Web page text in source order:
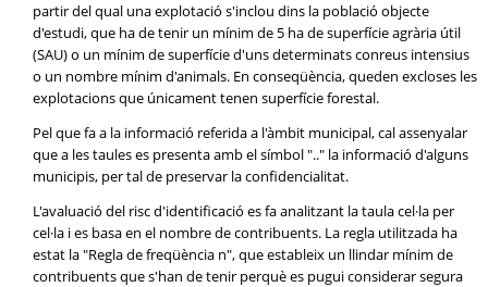
partir del qual una explotació s'inclou dins la població objecte
d'estudi, que ha de tenir un mínim de 5 ha de superfície agrària útil
(SAU) o un mínim de superfície d'uns determinats conreus intensius
o un nombre mínim d'animals. En conseqüència, queden excloses les
explotacions que únicament tenen superfície forestal.
Pel que fa a la informació referida a l'àmbit municipal, cal assenyalar
que a les taules es presenta amb el símbol ".." la informació d'alguns
municipis, per tal de preservar la confidencialitat.
L'avaluació del risc d'identificació es fa analitzant la taula cel·la per
cel·la i es basa en el nombre de contribuents. La regla utilitzada ha
estat la "Regla de freqüència n", que estableix un llindar mínim de
contribuents que s'han de tenir perquè es pugui considerar segura